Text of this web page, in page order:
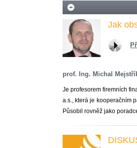
Jak
prof. Ing. Michal
Je profesorem firemních
a.s., která je kooperačním
Působil rovněž jako